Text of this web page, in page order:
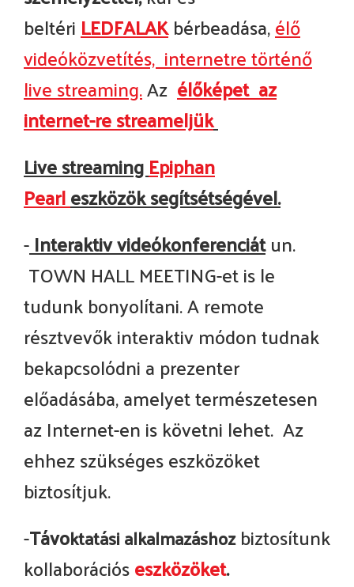
beltériLEDFALAKbérbeadása,élő
videóközvetítés, internetre történő
live streaming.Az élőképet az
internet-re streameljük
Live streamingEpiphan
Pearleszközök segítsétségével.
-Interaktiv videókonferenciátun.
TOWN HALL MEETING-et is le
tudunk bonyolítani. A remote
résztvevők interaktiv módon tudnak
bekapcsolódni a prezenter
előadásába, amelyet természetesen
az Internet-en is követni lehet. Az
ehhez szükséges eszközöket
biztosítjuk.
-Távoktatási alkalmazáshozbiztosítunk
kollaborációseszközöket.